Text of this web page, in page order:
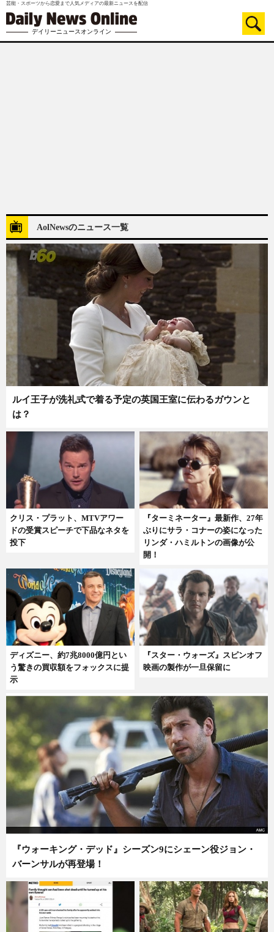
芸能・スポーツから恋愛まで人気メディアの最新ニュースを配信
デイリーニュースオンライン
AolNewsのニュース一覧
ルイ王子が洗礼式で着る予定の英国王室に伝わるガウンと
は？
クリス・プラット、MTVアワー
ドの受賞スピーチで下品なネタを
投下
『ターミネーター』最新作、27年
ぶりにサラ・コナーの姿になった
リンダ・ハミルトンの画像が公
開！
ディズニー、約7兆8000億円とい
う驚きの買収額をフォックスに提
示
『スター・ウォーズ』スピンオフ
映画の製作が一旦保留に
『ウォーキング・デッド』シーズン9にシェーン役ジョン・
バーンサルが再登場！